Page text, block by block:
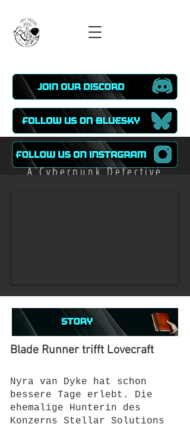
Call of the Forgotten
A Cyberpunk Detective
Blade Runner trifft Lovecraft
Nyra van Dyke hat schon
bessere Tage erlebt. Die
ehemalige Hunterin des
Konzerns Stellar Solutions